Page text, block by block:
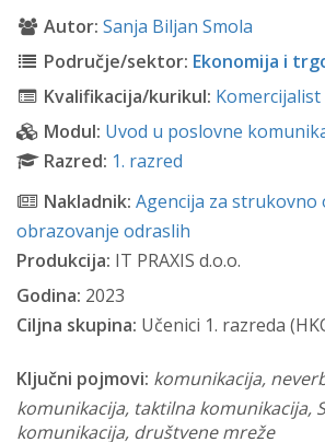
Autor: Sanja Biljan Smola
Područje/sektor: Ekonomija i
Kvalifikacija/kurikul: Komercijalist
Modul: Uvod u poslovne
Razred: 1. razred
Nakladnik: Agencija za strukovno
obrazovanje odraslih
Produkcija: IT PRAXIS d.o.o.
Godina: 2023
Ciljna skupina: Učenici 1. razreda
Ključni pojmovi: komunikacija,
komunikacija, taktilna komunikacija,
komunikacija, društvene mreže